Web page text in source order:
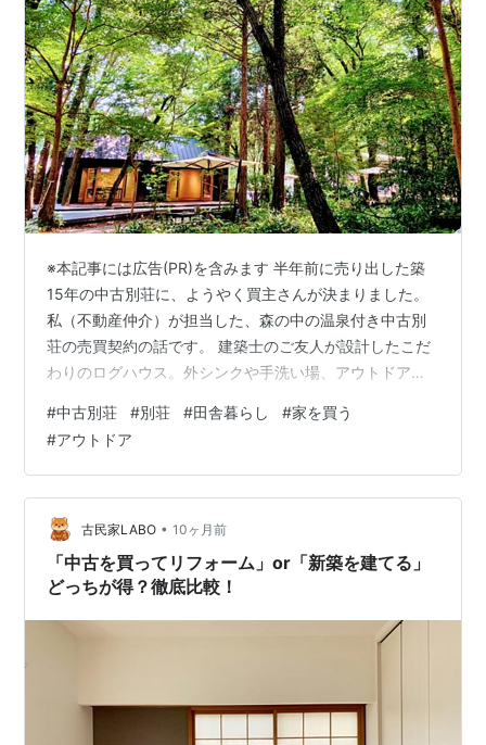
※本記事には広告(PR)を含みます 半年前に売り出した築
15年の中古別荘に、ようやく買主さんが決まりました。
私（不動産仲介）が担当した、森の中の温泉付き中古別
荘の売買契約の話です。 建築士のご友人が設計したこだ
わりのログハウス。外シンクや手洗い場、アウトドア用
ファン。避暑地なので夏は窓を開ければ涼しくエアコン
要らず（一応エアコンも常設）。そして何より、各戸に
温泉が引かれています。別荘地には管理会社があり、草
刈り・ゴミ出し・ごみステーション運用まで面倒を見て
くれます。ときどき鹿も出ますが、人に危害はなし。写
真映えし、毎週末のように内見予約が入る人…
#中古別荘 #別荘 #田舎暮らし #家を買う
#アウトドア
古民家LABO • 10ヶ月前
「中古を買ってリフォーム」or「新築を建てる」
どっちが得？徹底比較！